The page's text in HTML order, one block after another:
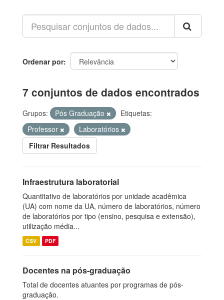
Ordenar por
7 conjuntos de dados encontrados
Grupos: Pós Graduação
Etiquetas:
Professor
Laboratórios
Filtrar Resultados
Infraestrutura laboratorial
Quantitativo de laboratórios por unidade acadêmica
(UA) com nome da UA, número de laboratórios, número
de laboratórios por tipo (ensino, pesquisa e extensão),
utilização média...
CSV PDF
Docentes na pós-graduação
Total de docentes atuantes por programas de pós-
graduação.